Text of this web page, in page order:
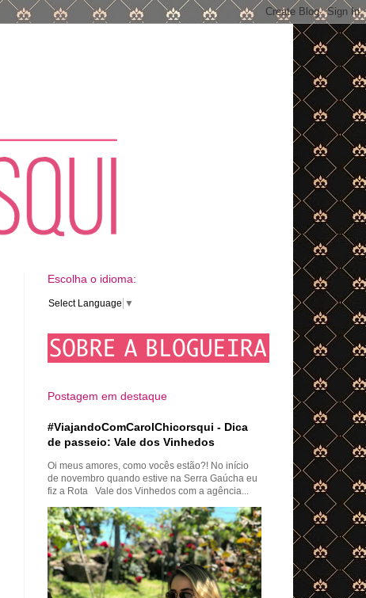
Escolha o idioma:
Select Language ▼
Postagem em destaque
#ViajandoComCarolChicorsqui - Dica
de passeio: Vale dos Vinhedos
Oi meus amores, como vocês estão?! No início
de novembro quando estive na Serra Gaúcha eu
fiz a Rota Vale dos Vinhedos com a agência...